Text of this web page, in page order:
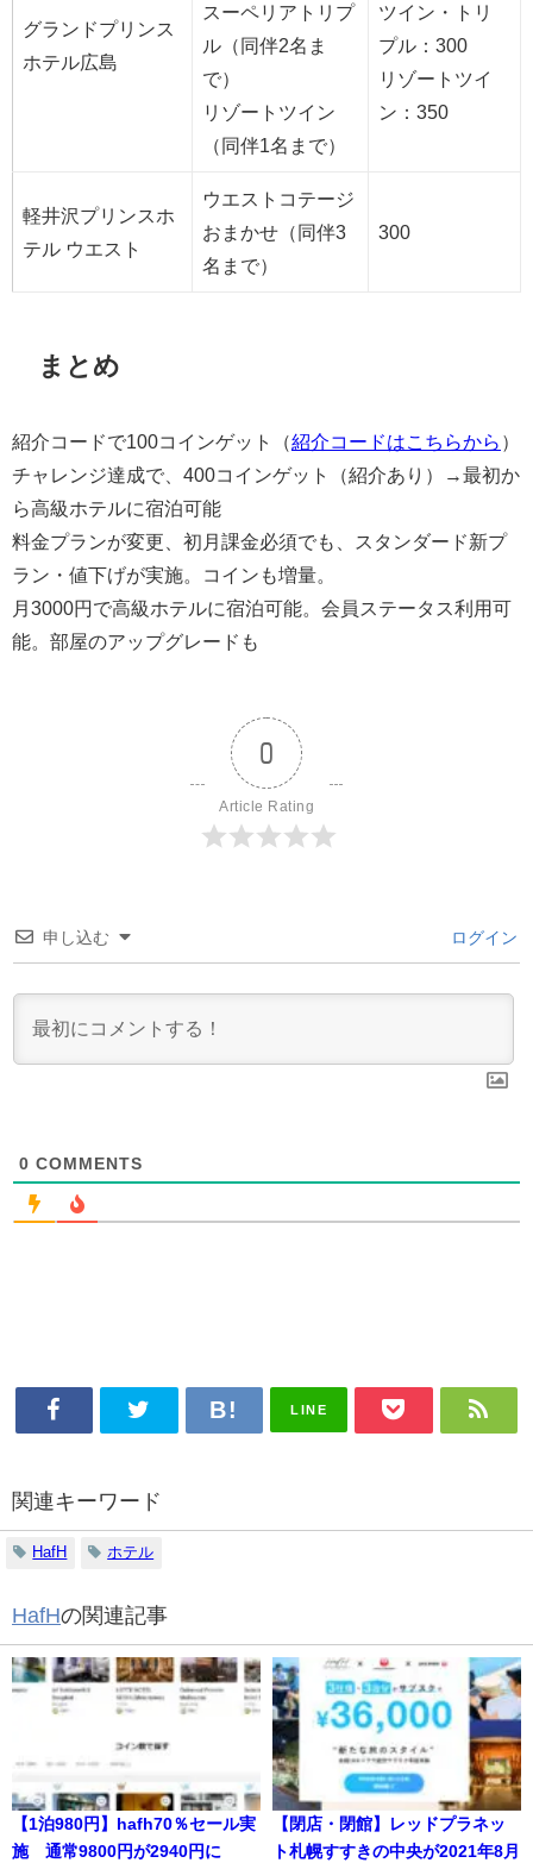
グランドプリンス
ホテル広島
スーペリアトリプ
ル（同伴2名ま
で）
リゾートツイン
（同伴1名まで）
ツイン・トリ
プル：300
リゾートツイ
ン：350
軽井沢プリンスホ
テル ウエスト
ウエストコテージ
おまかせ（同伴3
名まで）
300
まとめ
紹介コードで100コインゲット（紹介コードはこちらから ）
チャレンジ達成で、400コインゲット（紹介あり）→最初か
ら高級ホテルに宿泊可能
料金プランが変更、初月課金必須でも、スタンダード新プ
ラン・値下げが実施。コインも増量。
月3000円で高級ホテルに宿泊可能。会員ステータス利用可
能。部屋のアップグレードも
0
Article Rating
申し込む ログイン
0 COMMENTS
LINE
関連キーワード
HafH ホテル
HafHの関連記事
【1泊980円】hafh70％セール実
施 通常9800円が2940円に
【閉店・閉館】レッドプラネッ
ト札幌すすきの中央が2021年8月